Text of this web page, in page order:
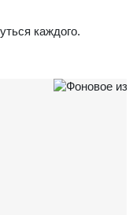
каждого.